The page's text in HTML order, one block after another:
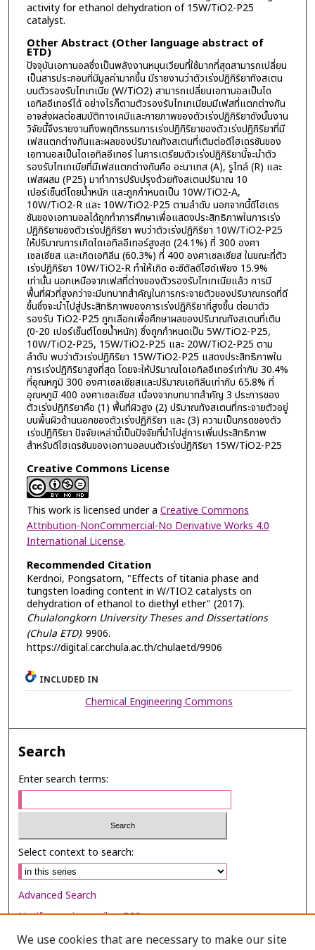
activity for ethanol dehydration of 15W/TiO2-P25
catalyst.
Other Abstract (Other language abstract of
ETD)
ปัจจุบันเอทานอลซึ่งเป็นพลังงานหมุนเวียนที่ใช้มากที่สุดสามารถเปลี่ยน
เป็นสารประกอบที่มีมูลค่ามากขึ้น มีรายงานว่าตัวเร่งปฏิกิริยาทังสเตน
บนตัวรองรับไทเทเนีย (W/TiO2) สามารถเปลี่ยนเอทานอลเป็นได
เอทิลอีเทอร์ได้ อย่างไรก็ตามตัวรองรับไทเทเนียมมีเฟสที่แตกต่างกัน
อาจส่งผลต่อสมบัติทางเคมีและกายภาพของตัวเร่งปฏิกิริยาดังนั้นงาน
วิจัยนี้จึงรายงานถึงพฤติกรรมการเร่งปฏิกิริยาของตัวเร่งปฏิกิริยาที่มี
เฟสแตกต่างกันและผลของปริมาณทังสเตนที่เติมต่อดีไฮเดรชันของ
เอทานอลเป็นไดเอทิลอีเทอร์ ในการเตรียมตัวเร่งปฏิกิริยานี้จะนำตัว
รองรับไทเทเนียที่มีเฟสแตกต่างกันคือ อะนาเทส (A), รูไทล์ (R) และ
เฟสผสม (P25) มาทำการปรับปรุงด้วยทังสเตนปริมาณ 10
เปอร์เซ็นต์โดยน้ำหนัก และถูกกำหนดเป็น 10W/TiO2-A,
10W/TiO2-R และ 10W/TiO2-P25 ตามลำดับ นอกจากนี้ดีไฮเดร
ชันของเอทานอลได้ถูกทำการศึกษาเพื่อแสดงประสิทธิภาพในการเร่ง
ปฏิกิริยาของตัวเร่งปฏิกิริยา พบว่าตัวเร่งปฏิกิริยา 10W/TiO2-P25
ให้ปริมาณการเกิดไดเอทิลอีเทอร์สูงสุด (24.1%) ที่ 300 องศา
เซลเซียส และเกิดเอทิลีน (60.3%) ที่ 400 องศาเซลเซียส ในขณะที่ตัว
เร่งปฏิกิริยา 10W/TiO2-R ทำให้เกิด อะซีตัลดีไฮด์เพียง 15.9%
เท่านั้น นอกเหนือจากเฟสที่ต่างของตัวรองรับไทเทเนียแล้ว การมี
พื้นที่ผิวที่สูงกว่าจะมีบทบาทสำคัญในการกระจายตัวของปริมาณกรดที่ดี
ขึ้นซึ่งจะนำไปสู่ประสิทธิภาพของการเร่งปฏิกิริยาที่สูงขึ้น ต่อมาตัว
รองรับ TiO2-P25 ถูกเลือกเพื่อศึกษาผลของปริมาณทังสเตนที่เติม
(0-20 เปอร์เซ็นต์โดยน้ำหนัก) ซึ่งถูกกำหนดเป็น 5W/TiO2-P25,
10W/TiO2-P25, 15W/TiO2-P25 และ 20W/TiO2-P25 ตาม
ลำดับ พบว่าตัวเร่งปฏิกิริยา 15W/TiO2-P25 แสดงประสิทธิภาพใน
การเร่งปฏิกิริยาสูงที่สุด โดยจะให้ปริมาณไดเอทิลอีเทอร์เท่ากับ 30.4%
ที่อุณหภูมิ 300 องศาเซลเซียสและปริมาณเอทิลีนเท่ากับ 65.8% ที่
อุณหภูมิ 400 องศาเซลเซียส เนื่องจากบทบาทสำคัญ 3 ประการของ
ตัวเร่งปฏิกิริยาคือ (1) พื้นที่ผิวสูง (2) ปริมาณทังสเตนที่กระจายตัวอยู่
บนพื้นผิวด้านนอกของตัวเร่งปฏิกิริยา และ (3) ความเป็นกรดของตัว
เร่งปฏิกิริยา ปัจจัยเหล่านี้เป็นปัจจัยที่นำไปสู่การเพิ่มประสิทธิภาพ
สำหรับดีไฮเดรชันของเอทานอลบนตัวเร่งปฏิกิริยา 15W/TiO2-P25
Creative Commons License
This work is licensed under a Creative Commons
Attribution-NonCommercial-No Derivative Works 4.0
International License.
Recommended Citation
Kerdnoi, Pongsatorn, "Effects of titania phase and
tungsten loading content in W/TIO2 catalysts on
dehydration of ethanol to diethyl ether" (2017).
Chulalongkorn University Theses and Dissertations
(Chula ETD). 9906.
https://digital.car.chula.ac.th/chulaetd/9906
INCLUDED IN
Chemical Engineering Commons
Search
Enter search terms:
Select context to search:
Advanced Search
Notify me via email orRSS
We use cookies that are necessary to make our site